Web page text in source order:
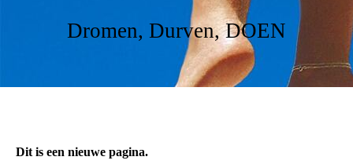
Dromen, Durven, DOEN
Dit is een nieuwe pagina.